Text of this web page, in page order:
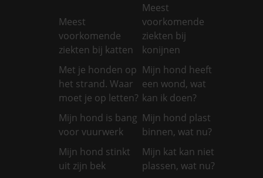
Meest
voorkomende
ziekten bij katten
Meest
voorkomende
ziekten bij
konijnen
Met je honden op
het strand. Waar
moet je op letten?
Mijn hond heeft
een wond, wat
kan ik doen?
Mijn hond is bang
voor vuurwerk
Mijn hond plast
binnen, wat nu?
Mijn hond stinkt
uit zijn bek
Mijn kat kan niet
plassen, wat nu?